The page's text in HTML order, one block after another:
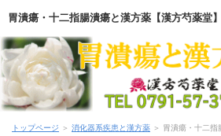
胃潰瘍・十二指腸潰瘍と漢方薬【漢方芍薬堂
HOME
トップページ ＞ 消化器系疾患と漢方薬 ＞ 胃潰瘍・十二指